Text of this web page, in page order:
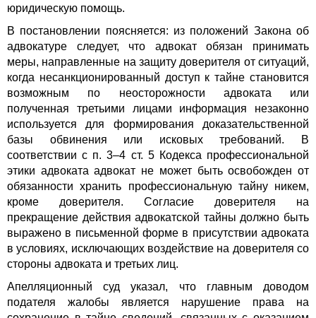
юридическую помощь.
В постановлении поясняется: из положений Закона об
адвокатуре следует, что адвокат обязан принимать
меры, направленные на защиту доверителя от ситуаций,
когда несанкционированный доступ к тайне становится
возможным по неосторожности адвоката или
полученная третьими лицами информация незаконно
используется для формирования доказательственной
базы обвинения или исковых требований. В
соответствии с п. 3–4 ст. 5 Кодекса профессиональной
этики адвоката адвокат не может быть освобожден от
обязанности хранить профессиональную тайну никем,
кроме доверителя. Согласие доверителя на
прекращение действия адвокатской тайны должно быть
выражено в письменной форме в присутствии адвоката
в условиях, исключающих воздействие на доверителя со
стороны адвоката и третьих лиц.
Апелляционный суд указал, что главным доводом
подателя жалобы является нарушение права на